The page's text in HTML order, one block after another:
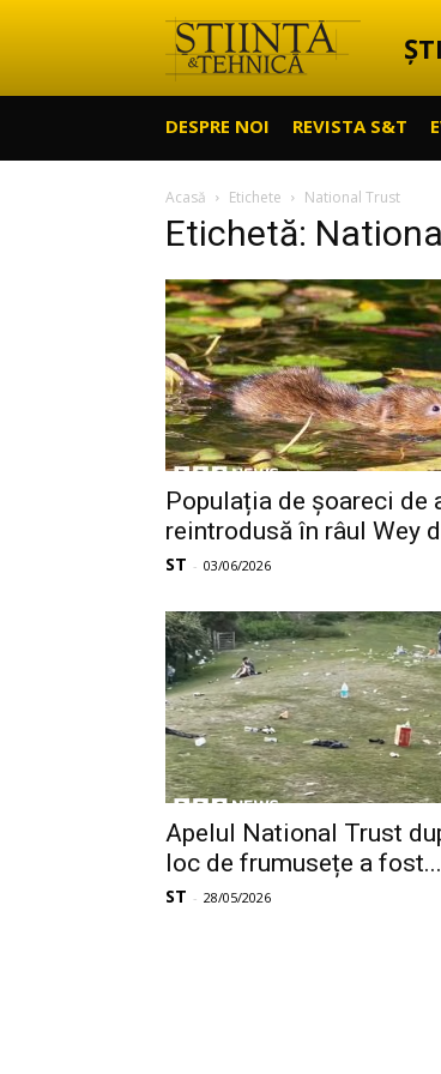
Știință
Tehnică
DESPRE NOI REVISTA S&T
Acasă Etichete National Trust
Etichetă:
Populația de șoareci de
reintrodusă în râul Wey
ST - 03/06/2026
Apelul National Trust
loc de frumusețe a fost...
ST - 28/05/2026